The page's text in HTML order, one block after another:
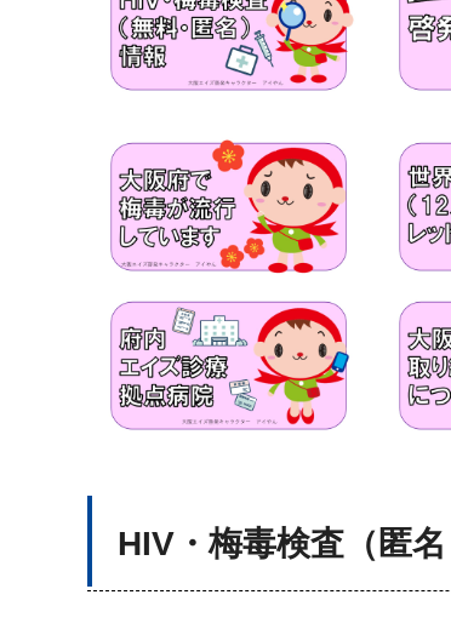
HIV・梅毒検査（匿